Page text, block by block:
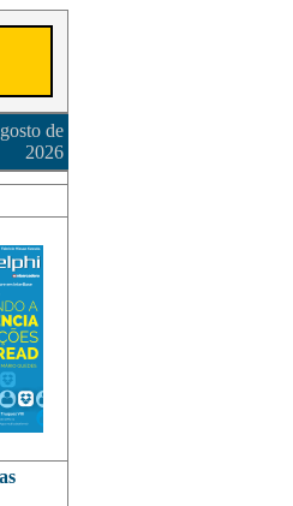
de
2026